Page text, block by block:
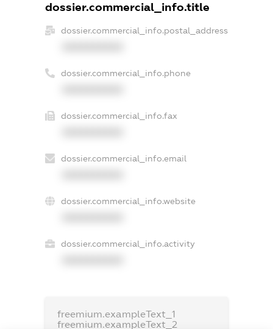
dossier.commercial_info.title
dossier.commercial_info.postal_address
dossier.commercial_info.phone
dossier.commercial_info.fax
dossier.commercial_info.email
dossier.commercial_info.website
dossier.commercial_info.activity
freemium.exampleText_1
freemium.exampleText_2